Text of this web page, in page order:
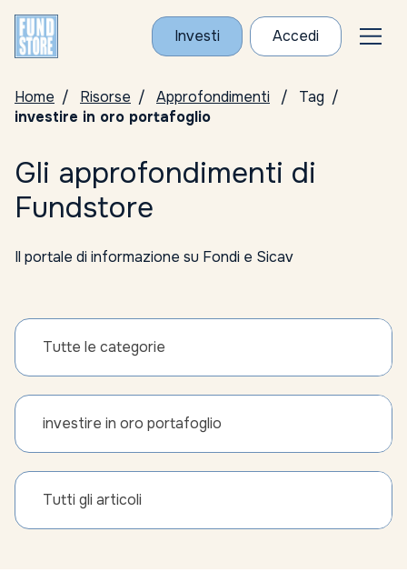
Investi Accedi
Home Risorse Approfondimenti
Tag
investire in oro portafoglio
Gli approfondimenti di
Fundstore
Il portale di informazione su Fondi e Sicav
Tutte le categorie
investire in oro portafoglio
Tutti gli articoli